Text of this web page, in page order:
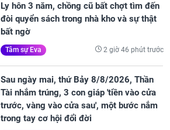
Ly hôn 3 năm, chồng cũ bất chợt tìm đến
đòi quyển sách trong nhà kho và sự thật
bất ngờ
Tâm sự Eva 2 giờ 46 phút trước
Sau ngày mai, thứ Bảy 8/8/2026, Thần
Tài nhắm trúng, 3 con giáp 'tiền vào cửa
trước, vàng vào cửa sau', một bước nắm
trong tay cơ hội đổi đời